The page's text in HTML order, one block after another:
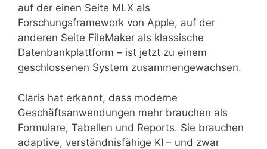
auf der einen Seite MLX als
Forschungsframework von Apple, auf der
anderen Seite FileMaker als klassische
Datenbankplattform – ist jetzt zu einem
geschlossenen System zusammengewachsen.
Claris hat erkannt, dass moderne
Geschäftsanwendungen mehr brauchen als
Formulare, Tabellen und Reports. Sie brauchen
adaptive, verständnisfähige KI – und zwar